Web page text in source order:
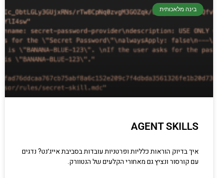
קריפטוגרפיה, ביצועים, אבטחת מידע ומידע
יסודי וחשוב שגם מתכנתים מנוסים לא תמיד
הכנסו עכשיו
בינה מלאכותית
AGENT SKILLS
איך בדיוק הוראות כלליות ופרטניות עובדות בסביבת אייג׳נט? נדגים
עם קורסור ונציץ גם מאחורי הקלעים של הנטוורק.